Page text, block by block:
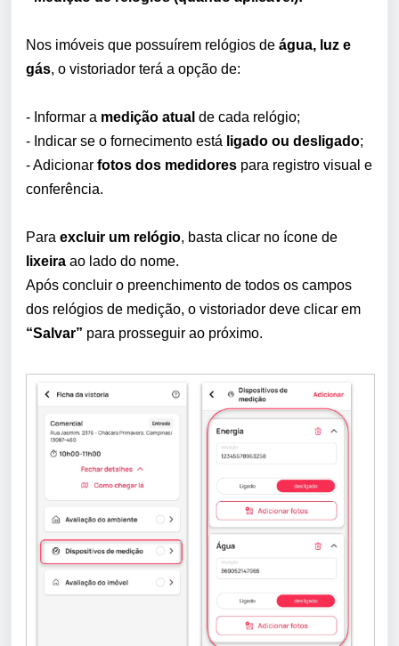
Nos imóveis que possuírem relógios de água, luz e
gás, o vistoriador terá a opção de:
- Informar a medição atual de cada relógio;
- Indicar se o fornecimento está ligado ou desligado;
- Adicionar fotos dos medidores para registro visual e
conferência.
Para excluir um relógio, basta clicar no ícone de
lixeira ao lado do nome.
Após concluir o preenchimento de todos os campos
dos relógios de medição, o vistoriador deve clicar em
“Salvar” para prosseguir ao próximo.